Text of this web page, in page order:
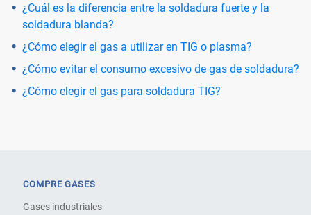
¿Cuál es la diferencia entre la soldadura fuerte y la
soldadura blanda?
¿Cómo elegir el gas a utilizar en TIG o plasma?
¿Cómo evitar el consumo excesivo de gas de soldadura?
¿Cómo elegir el gas para soldadura TIG?
COMPRE GASES
Gases industriales